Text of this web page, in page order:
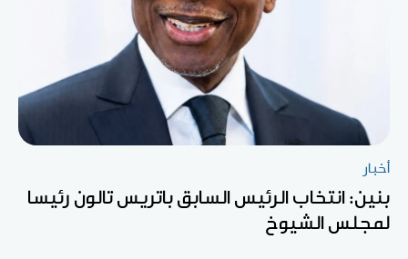
أخبار
بنين: انتخاب الرئيس السابق باتريس تالون رئيسا
لمجلس الشيوخ